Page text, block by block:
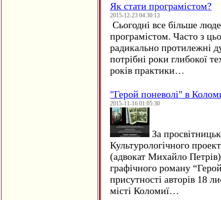
Як стати програмістом?
2015-12-23 04:30:13
Сьогодні все більше
програмістом. Часто з
радикально протилежні
потрібні роки глибокої
років практики…
"Герой поневолі" в
2015-11-16 01:05:30
За
Культурологічного
(адвокат Михайло
графічного роману
присутності авторів 18
місті Коломиї…